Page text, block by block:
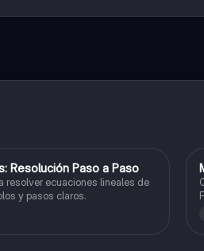
a determinadas funciones.
Resolución Paso a Paso
resolver ecuaciones lineales de
y pasos claros.